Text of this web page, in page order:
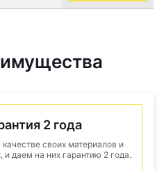
2 года
своих материалов и
даем на них гарантию 2 года.